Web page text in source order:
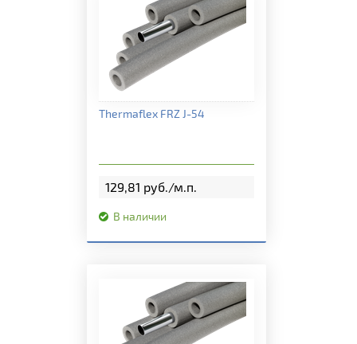
Подробная информация
Thermaflex FRZ J-54
129,81 руб./м.п.
В наличии